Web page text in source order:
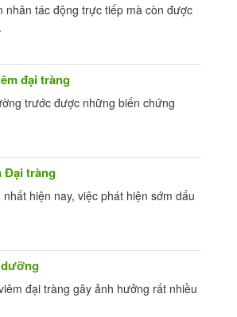
tác động trực tiếp mà còn được
đại tràng
trước được những biến chứng
Đại tràng
hiện nay, việc phát hiện sớm dấu
dưỡng
đại tràng gây ảnh hưởng rất nhiều